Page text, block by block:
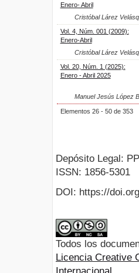
Enero- Abril
Cristóbal Lárez
Vol. 4, Núm. 001 (2009):
Enero-Abril
Cristóbal Lárez
Vol. 20, Núm. 1 (2025):
Enero - Abril 2025
Manuel Jesús López
Elementos 26 - 50 de 353
Depósito Legal:
ISSN: 1856-5301
DOI: https://
Todos los
Licencia Creative